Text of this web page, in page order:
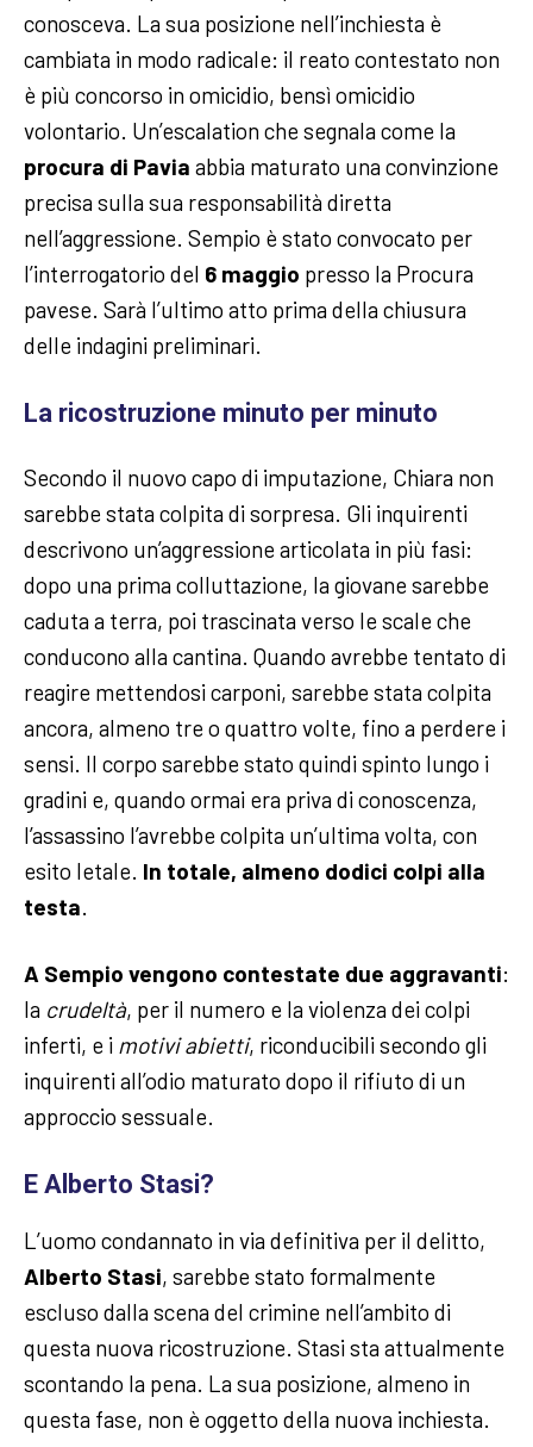
conosceva. La sua posizione nell’inchiesta è
cambiata in modo radicale: il reato contestato non
è più concorso in omicidio, bensì omicidio
volontario. Un’escalation che segnala come la
procura di Pavia abbia maturato una convinzione
precisa sulla sua responsabilità diretta
nell’aggressione. Sempio è stato convocato per
l’interrogatorio del 6 maggio presso la Procura
pavese. Sarà l’ultimo atto prima della chiusura
delle indagini preliminari.
La ricostruzione minuto per minuto
Secondo il nuovo capo di imputazione, Chiara non
sarebbe stata colpita di sorpresa. Gli inquirenti
descrivono un’aggressione articolata in più fasi:
dopo una prima colluttazione, la giovane sarebbe
caduta a terra, poi trascinata verso le scale che
conducono alla cantina. Quando avrebbe tentato di
reagire mettendosi carponi, sarebbe stata colpita
ancora, almeno tre o quattro volte, fino a perdere i
sensi. Il corpo sarebbe stato quindi spinto lungo i
gradini e, quando ormai era priva di conoscenza,
l’assassino l’avrebbe colpita un’ultima volta, con
esito letale. In totale, almeno dodici colpi alla
testa
A Sempio vengono contestate due aggravanti:
la crudeltà, per il numero e la violenza dei colpi
inferti, e i motivi abietti, riconducibili secondo gli
inquirenti all’odio maturato dopo il rifiuto di un
approccio sessuale.
E Alberto Stasi?
L’uomo condannato in via definitiva per il delitto,
Alberto Stasi, sarebbe stato formalmente
escluso dalla scena del crimine nell’ambito di
questa nuova ricostruzione. Stasi sta attualmente
scontando la pena. La sua posizione, almeno in
questa fase, non è oggetto della nuova inchiesta.